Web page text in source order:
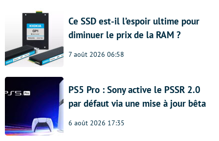
Ce SSD est-il l’espoir ultime pour
diminuer le prix de la RAM ?
7 août 2026 06:58
PS5 Pro : Sony active le PSSR 2.0
par défaut via une mise à jour bêta
6 août 2026 17:35